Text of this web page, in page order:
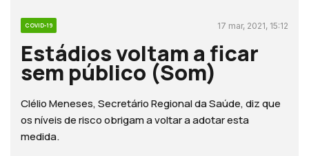
COVID-19 17 mar, 2021, 15:12
Estádios voltam a ficar
sem público (Som)
Clélio Meneses, Secretário Regional da Saúde, diz que
os níveis de risco obrigam a voltar a adotar esta
medida.